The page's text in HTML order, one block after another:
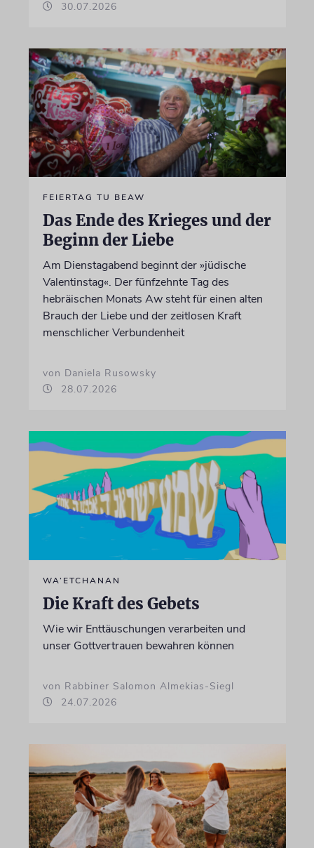
30.07.2026
FEIERTAG TU BEAW
Das Ende des Krieges und der
Beginn der Liebe
Am Dienstagabend beginnt der »jüdische
Valentinstag«. Der fünfzehnte Tag des
hebräischen Monats Aw steht für einen alten
Brauch der Liebe und der zeitlosen Kraft
menschlicher Verbundenheit
von Daniela Rusowsky
28.07.2026
WA’ETCHANAN
Die Kraft des Gebets
Wie wir Enttäuschungen verarbeiten und
unser Gottvertrauen bewahren können
von Rabbiner Salomon Almekias-Siegl
24.07.2026